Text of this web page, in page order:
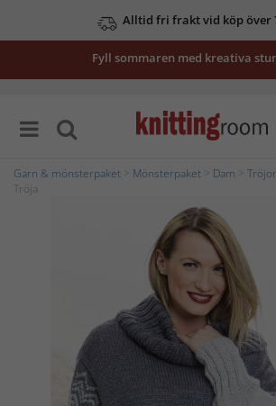
Alltid fri frakt vid köp över
Fyll sommaren med kreativa
Garn & mönsterpaket Mönsterpaket Dam
Tröja